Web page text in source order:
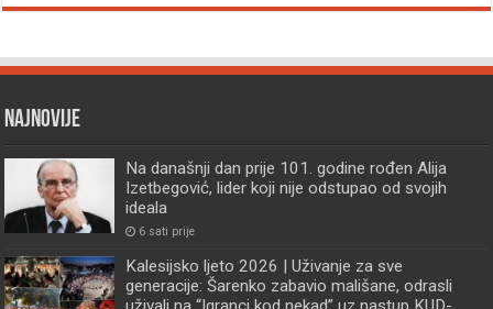
Najnovije
Na današnji dan prije 101. godine rođen Alija
Izetbegović, lider koji nije odstupao od svojih
ideala
6 sati prije
Kalesijsko ljeto 2026 | Uživanje za sve
generacije: Šarenko zabavio mališane, odrasli